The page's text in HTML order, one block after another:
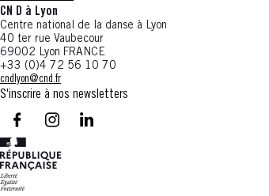
CN D à Lyon
Centre national de la danse à Lyon
40 ter rue Vaubecour
69002 Lyon FRANCE
+33 (0)4 72 56 10 70
cndlyon@cnd.fr
S'inscrire à nos newsletters
facebook - CN D - Nouvelle fenêtre
instagram - CN D - Nouvelle fenêtre
LinkedIn - CN D - Nouvelle fenêtre